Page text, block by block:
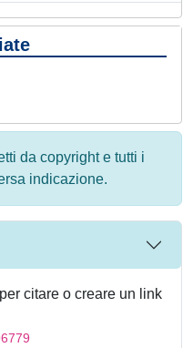
da copyright e tutti i
indicazione.
citare o creare un link